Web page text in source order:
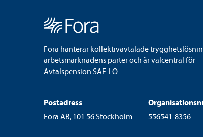
Fora hanterar kollektivavtalade
arbetsmarknadens parter och är valcentral för
Avtalspension SAF-LO.
Postadress
Fora AB, 101 56 Stockholm
556541-8356